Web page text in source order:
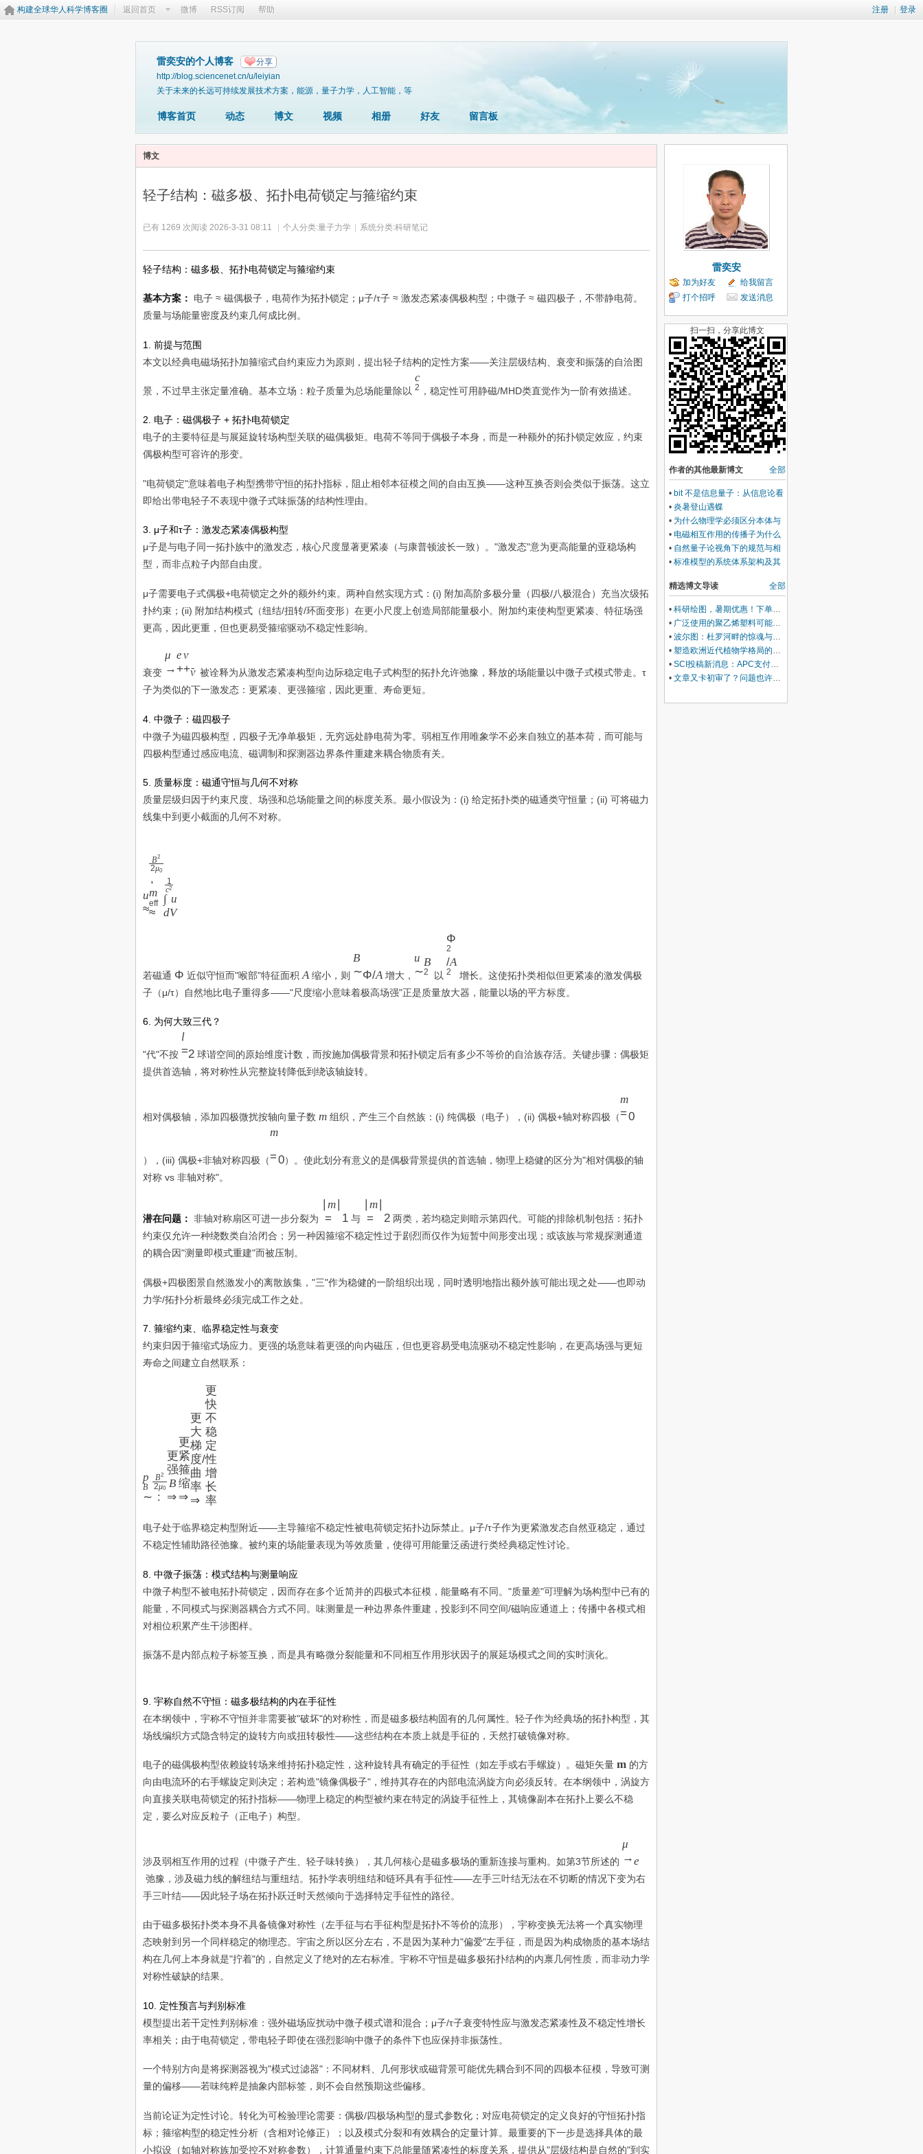
注册 登录
构建全球华人科学博客圈 返回首页 微博 RSS订阅 帮助
雷奕安的个人博客 分享
http://blog.sciencenet.cn/u/leiyian
关于未来的长远可持续发展技术方案，能源，量子力学，人工智能，等
博客首页 动态 博文 视频 相册 好友 留言板
博文
轻子结构：磁多极、拓扑电荷锁定与箍缩约束
已有 1269 次阅读 2026-3-31 08:11 个人分类:量子力学 系统分类:科研笔记
轻子结构：磁多极、拓扑电荷锁定与箍缩约束
基本方案：
电子 ≈ 磁偶极子，电荷作为拓扑锁定；μ子/τ子 ≈ 激发态紧凑偶极构型；中微子 ≈ 磁四极子，不带静电荷。
质量与场能量密度及约束几何成比例。
1. 前提与范围
本文以经典电磁场拓扑加箍缩式自约束应力为原则，提出轻子结构的定性方案——关注层级结构、衰变和振荡的自洽图
景，不过早主张定量准确。基本立场：粒子质量为总场能量除以
c
2
c
2 ，稳定性可用静磁/MHD类直觉作为一阶有效描述。
2. 电子：磁偶极子 + 拓扑电荷锁定
电子的主要特征是与展延旋转场构型关联的磁偶极矩。电荷不等同于偶极子本身，而是一种额外的拓扑锁定效应，约束
偶极构型可容许的形变。
"电荷锁定"意味着电子构型携带守恒的拓扑指标，阻止相邻本征模之间的自由互换——这种互换否则会类似于振荡。这立
即给出带电轻子不表现中微子式味振荡的结构性理由。
3. μ子和τ子：激发态紧凑偶极构型
μ子是与电子同一拓扑族中的激发态，核心尺度显著更紧凑（与康普顿波长一致）。"激发态"意为更高能量的亚稳场构
型，而非点粒子内部自由度。
μ子需要电子式偶极+电荷锁定之外的额外约束。两种自然实现方式：(i) 附加高阶多极分量（四极/八极混合）充当次级拓
扑约束；(ii) 附加结构模式（纽结/扭转/环面变形）在更小尺度上创造局部能量极小。附加约束使构型更紧凑、特征场强
更高，因此更重，但也更易受箍缩驱动不稳定性影响。
衰变
μ
→
e
+
+
ν
ˉ
μ
→
e
+
ν
+ν
ˉ 被诠释为从激发态紧凑构型向边际稳定电子式构型的拓扑允许弛豫，释放的场能量以中微子式模式带走。τ
子为类似的下一激发态：更紧凑、更强箍缩，因此更重、寿命更短。
4. 中微子：磁四极子
中微子为磁四极构型，四极子无净单极矩，无穷远处静电荷为零。弱相互作用唯象学不必来自独立的基本荷，而可能与
四极构型通过感应电流、磁调制和探测器边界条件重建来耦合物质有关。
5. 质量标度：磁通守恒与几何不对称
质量层级归因于约束尺度、场强和总场能量之间的标度关系。最小假设为：(i) 给定拓扑类的磁通类守恒量；(ii) 可将磁力
线集中到更小截面的几何不对称。
2
μ
e
f
f
1
2
∫
u
V
u
≈
2μ0
B2
,
m
eff
≈
c2
1
∫ u
dV
若磁通 Φ 近似守恒而"喉部"特征面积 A 缩小，则
∼
Φ
A
B
∼Φ/A 增大，
B
u
∼
B
2 以
Φ
2
/
2
Φ
2
/A
2
增长。这使拓扑类相似但更紧凑的激发偶极
子（μ/τ）自然地比电子重得多——"尺度缩小意味着极高场强"正是质量放大器，能量以场的平方标度。
6. 为何大致三代？
"代"不按
l
=
2
l
=2 球谐空间的原始维度计数，而按施加偶极背景和拓扑锁定后有多少不等价的自洽族存活。关键步骤：偶极矩
提供首选轴，将对称性从完整旋转降低到绕该轴旋转。
相对偶极轴，添加四极微扰按轴向量子数 m 组织，产生三个自然族：(i) 纯偶极（电子），(ii) 偶极+轴对称四极（
m
=
m
=0
），(iii) 偶极+非轴对称四极（
m
0
m
=0）。使此划分有意义的是偶极背景提供的首选轴，物理上稳健的区分为"相对偶极的轴
对称 vs 非轴对称"。
潜在问题： 非轴对称扇区可进一步分裂为
m
∣
m
=
1 与 m
∣
m
=
2 两类，若均稳定则暗示第四代。可能的排除机制包括：拓扑
约束仅允许一种绕数类自洽闭合；另一种因箍缩不稳定性过于剧烈而仅作为短暂中间形变出现；或该族与常规探测通道
的耦合因"测量即模式重建"而被压制。
偶极+四极图景自然激发小的离散族集，"三"作为稳健的一阶组织出现，同时透明地指出额外族可能出现之处——也即动
力学/拓扑分析最终必须完成工作之处。
7. 箍缩约束、临界稳定性与衰变
约束归因于箍缩式场应力。更强的场意味着更强的向内磁压，但也更容易受电流驱动不稳定性影响，在更高场强与更短
寿命之间建立自然联系：
μ
0
:
强
⇒
紧
箍
缩
更
/
曲
率
更
快
不
稳
定
长
率
p
B
∼
2μ0
B2
:
更
强
B
⇒
更
紧
箍
缩
⇒
更
大
梯
度/
曲
率
⇒
更
快
不
稳
定
性
增
长
率
电子处于临界稳定构型附近——主导箍缩不稳定性被电荷锁定拓扑边际禁止。μ子/τ子作为更紧激发态自然亚稳定，通过
不稳定性辅助路径弛豫。被约束的场能量表现为等效质量，使得可用能量泛函进行类经典稳定性讨论。
8. 中微子振荡：模式结构与测量响应
中微子构型不被电拓扑荷锁定，因而存在多个近简并的四极式本征模，能量略有不同。"质量差"可理解为场构型中已有的
能量，不同模式与探测器耦合方式不同。味测量是一种边界条件重建，投影到不同空间/磁响应通道上；传播中各模式相
对相位积累产生干涉图样。
振荡不是内部点粒子标签互换，而是具有略微分裂能量和不同相互作用形状因子的展延场模式之间的实时演化。
9. 宇称自然不守恒：磁多极结构的内在手征性
在本纲领中，宇称不守恒并非需要被"破坏"的对称性，而是磁多极结构固有的几何属性。轻子作为经典场的拓扑构型，其
场线编织方式隐含特定的旋转方向或扭转极性——这些结构在本质上就是手征的，天然打破镜像对称。
电子的磁偶极构型依赖旋转场来维持拓扑稳定性，这种旋转具有确定的手征性（如左手或右手螺旋）。磁矩矢量 m
m 的方
向由电流环的右手螺旋定则决定；若构造"镜像偶极子"，维持其存在的内部电流涡旋方向必须反转。在本纲领中，涡旋方
向直接关联电荷锁定的拓扑指标——物理上稳定的构型被约束在特定的涡旋手征性上，其镜像副本在拓扑上要么不稳
定，要么对应反粒子（正电子）构型。
涉及弱相互作用的过程（中微子产生、轻子味转换），其几何核心是磁多极场的重新连接与重构。如第3节所述的
μ
→
e
μ
→e
弛豫，涉及磁力线的解纽结与重纽结。拓扑学表明纽结和链环具有手征性——左手三叶结无法在不切断的情况下变为右
手三叶结——因此轻子场在拓扑跃迁时天然倾向于选择特定手征性的路径。
由于磁多极拓扑类本身不具备镜像对称性（左手征与右手征构型是拓扑不等价的流形），宇称变换无法将一个真实物理
态映射到另一个同样稳定的物理态。宇宙之所以区分左右，不是因为某种力"偏爱"左手征，而是因为构成物质的基本场结
构在几何上本身就是"拧着"的，自然定义了绝对的左右标准。宇称不守恒是磁多极拓扑结构的内禀几何性质，而非动力学
对称性破缺的结果。
10. 定性预言与判别标准
模型提出若干定性判别标准：强外磁场应扰动中微子模式谱和混合；μ子/τ子衰变特性应与激发态紧凑性及不稳定性增长
率相关；由于电荷锁定，带电轻子即使在强烈影响中微子的条件下也应保持非振荡性。
一个特别方向是将探测器视为"模式过滤器"：不同材料、几何形状或磁背景可能优先耦合到不同的四极本征模，导致可测
量的偏移——若味纯粹是抽象内部标签，则不会自然预期这些偏移。
当前论证为定性讨论。转化为可检验理论需要：偶极/四极场构型的显式参数化；对应电荷锁定的定义良好的守恒拓扑指
标；箍缩构型的稳定性分析（含相对论修正）；以及模式分裂和有效耦合的定量计算。最重要的下一步是选择具体的最
小拟设（如轴对称族加受控不对称参数），计算通量约束下总能量随紧凑性的标度关系，提供从"层级结构是自然的"到实
雷奕安
加为好友
给我留言
打个招呼
发送消息
扫一扫，分享此博文
全部
作者的其他最新博文
• bit 不是信息量子：从信息论看
量子化与本体的关系
• 炎暑登山遇蝶
• 为什么物理学必须区分本体与
描述
• 电磁相互作用的传播子为什么
表现为光子
• 自然量子论视角下的规范与相
互作用
• 标准模型的系统体系架构及其
全部
精选博文导读
• 科研绘图，暑期优惠！下单立减500元
• 广泛使用的聚乙烯塑料可能会损害你的肝脏
• 波尔图：杜罗河畔的惊魂与治愈
• 塑造欧洲近代植物学格局的马德里皇家植物园里程碑式园长
• SCI投稿新消息：APC支付服务再升级！
• 文章又卡初审了？问题也许在Cover Letter上，这份写作指南+模板拿好！